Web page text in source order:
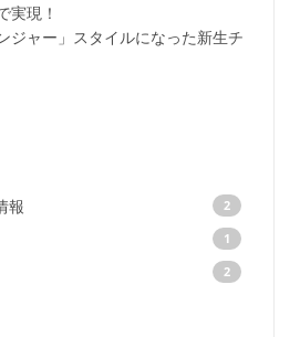
実現！
ジャー」スタイルになった新生チ
報 2
1
2